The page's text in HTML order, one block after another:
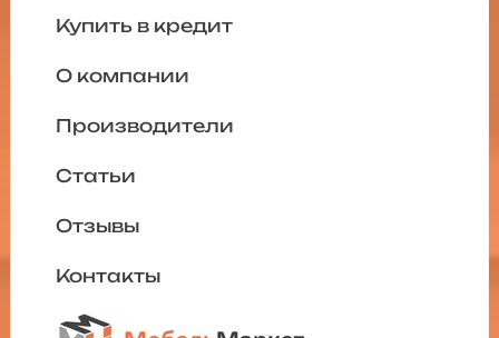
Купить в кредит
О компании
Производители
Статьи
Отзывы
Контакты